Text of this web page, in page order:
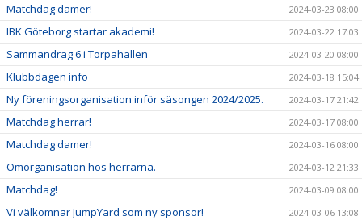
Matchdag damer! 2024-03-23 08:00
IBK Göteborg startar akademi! 2024-03-22 17:03
Sammandrag 6 i Torpahallen 2024-03-20 08:00
Klubbdagen info 2024-03-18 15:04
Ny föreningsorganisation inför säsongen 2024/2025. 2024-03-17 21:42
Matchdag herrar! 2024-03-17 08:00
Matchdag damer! 2024-03-16 08:00
Omorganisation hos herrarna. 2024-03-12 21:33
Matchdag! 2024-03-09 08:00
Vi välkomnar JumpYard som ny sponsor! 2024-03-06 13:08